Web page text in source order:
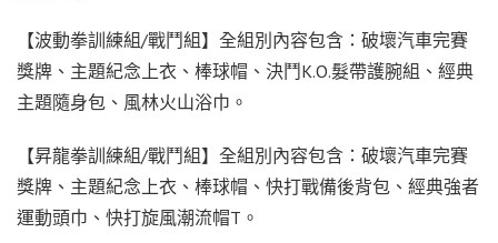
【波動拳訓練組/戰鬥組】全組別內容包含：破壞汽車完賽
獎牌、主題紀念上衣、棒球帽、決鬥 K.O.髮帶護腕組、經典
主題隨身包、風林火山浴巾。
【昇龍拳訓練組/戰鬥組】全組別內容包含：破壞汽車完賽
獎牌、主題紀念上衣、棒球帽、快打戰備後背包、經典強者
運動頭巾、快打旋風潮流帽T 。